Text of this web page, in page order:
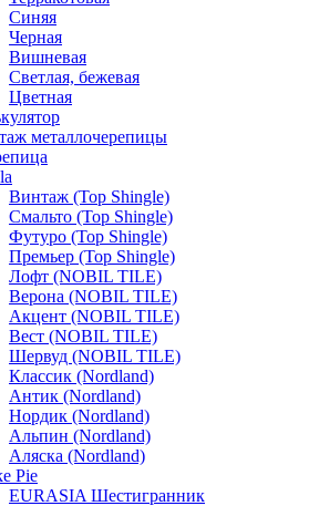
Синяя
Черная
Вишневая
Светлая, бежевая
Цветная
металлочерепицы
Винтаж (Top Shingle)
Смальто (Top Shingle)
Футуро (Top Shingle)
Премьер (Top Shingle)
Лофт (NOBIL TILE)
Верона (NOBIL TILE)
Акцент (NOBIL TILE)
Вест (NOBIL TILE)
Шервуд (NOBIL TILE)
Классик (Nordland)
Антик (Nordland)
Нордик (Nordland)
Альпин (Nordland)
Аляска (Nordland)
Pie
EURASIA Шестигранник